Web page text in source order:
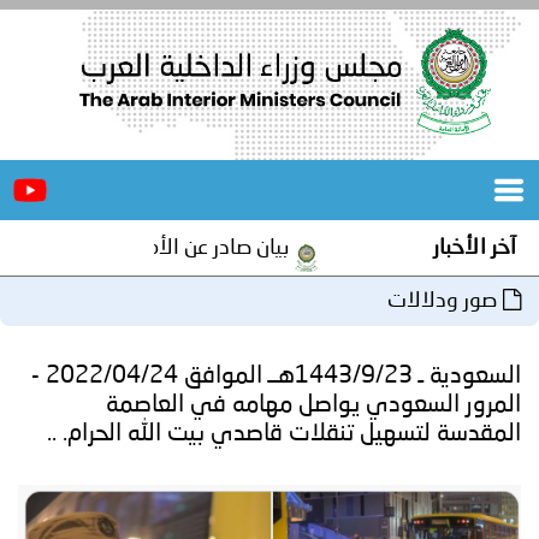
الرئيسية
المجلس
مؤتمرات
و
اجتماعات
جهود
و
برامج
آخر الأخبار بيان صادر عن الأمانة العامة لمجلس
صور ودلالات
السعودية ـ 1443/9/23هــ الموافق 2022/04/24 -
المرور السعودي⁩ يواصل مهامه في العاصمة
المقدسة لتسهيل تنقلات قاصدي بيت الله الحرام. ..